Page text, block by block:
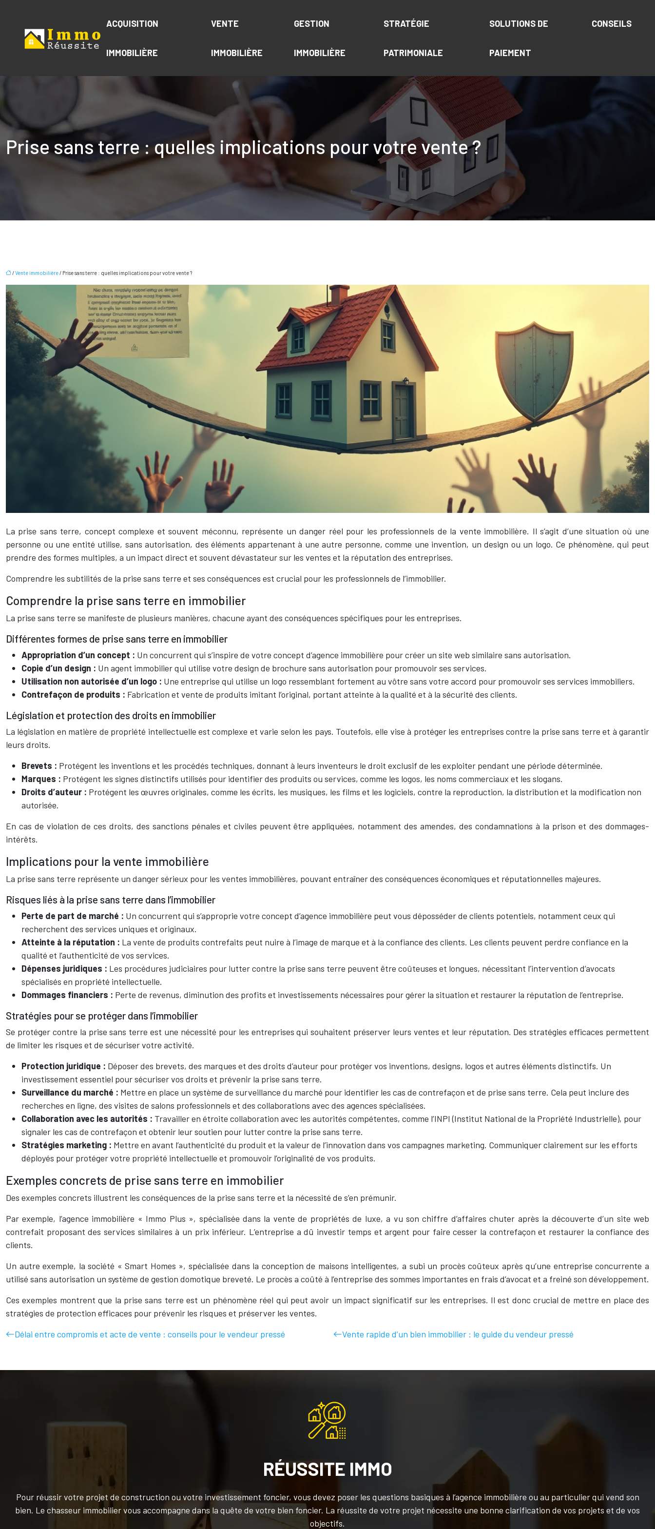
ACQUISITION
IMMOBILIÈRE
VENTE
IMMOBILIÈRE
GESTION
IMMOBILIÈRE
STRATÉGIE
PATRIMONIALE
SOLUTIONS DE
PAIEMENT
CONSEILS
Prise sans terre : quelles implications pour votre vente ?
/Vente immobilière/ Prise sans terre : quelles implications pour votre vente ?
La prise sans terre, concept complexe et souvent méconnu, représente un danger réel pour les professionnels de la vente immobilière. Il s’agit d’une situation où une
personne ou une entité utilise, sans autorisation, des éléments appartenant à une autre personne, comme une invention, un design ou un logo. Ce phénomène, qui peut
prendre des formes multiples, a un impact direct et souvent dévastateur sur les ventes et la réputation des entreprises.
Comprendre les subtilités de la prise sans terre et ses conséquences est crucial pour les professionnels de l’immobilier.
Comprendre la prise sans terre en immobilier
La prise sans terre se manifeste de plusieurs manières, chacune ayant des conséquences spécifiques pour les entreprises.
Différentes formes de prise sans terre en immobilier
Appropriation d’un concept : Un concurrent qui s’inspire de votre concept d’agence immobilière pour créer un site web similaire sans autorisation.
Copie d’un design : Un agent immobilier qui utilise votre design de brochure sans autorisation pour promouvoir ses services.
Utilisation non autorisée d’un logo : Une entreprise qui utilise un logo ressemblant fortement au vôtre sans votre accord pour promouvoir ses services immobiliers.
Contrefaçon de produits : Fabrication et vente de produits imitant l’original, portant atteinte à la qualité et à la sécurité des clients.
Législation et protection des droits en immobilier
La législation en matière de propriété intellectuelle est complexe et varie selon les pays. Toutefois, elle vise à protéger les entreprises contre la prise sans terre et à garantir
leurs droits.
Brevets : Protégent les inventions et les procédés techniques, donnant à leurs inventeurs le droit exclusif de les exploiter pendant une période déterminée.
Marques : Protégent les signes distinctifs utilisés pour identifier des produits ou services, comme les logos, les noms commerciaux et les slogans.
Droits d’auteur : Protégent les œuvres originales, comme les écrits, les musiques, les films et les logiciels, contre la reproduction, la distribution et la modification non
autorisée.
En cas de violation de ces droits, des sanctions pénales et civiles peuvent être appliquées, notamment des amendes, des condamnations à la prison et des dommages-
intérêts.
Implications pour la vente immobilière
La prise sans terre représente un danger sérieux pour les ventes immobilières, pouvant entraîner des conséquences économiques et réputationnelles majeures.
Risques liés à la prise sans terre dans l’immobilier
Perte de part de marché : Un concurrent qui s’approprie votre concept d’agence immobilière peut vous déposséder de clients potentiels, notamment ceux qui
recherchent des services uniques et originaux.
Atteinte à la réputation : La vente de produits contrefaits peut nuire à l’image de marque et à la confiance des clients. Les clients peuvent perdre confiance en la
qualité et l’authenticité de vos services.
Dépenses juridiques : Les procédures judiciaires pour lutter contre la prise sans terre peuvent être coûteuses et longues, nécessitant l’intervention d’avocats
spécialisés en propriété intellectuelle.
Dommages financiers : Perte de revenus, diminution des profits et investissements nécessaires pour gérer la situation et restaurer la réputation de l’entreprise.
Stratégies pour se protéger dans l’immobilier
Se protéger contre la prise sans terre est une nécessité pour les entreprises qui souhaitent préserver leurs ventes et leur réputation. Des stratégies efficaces permettent
de limiter les risques et de sécuriser votre activité.
Protection juridique : Déposer des brevets, des marques et des droits d’auteur pour protéger vos inventions, designs, logos et autres éléments distinctifs. Un
investissement essentiel pour sécuriser vos droits et prévenir la prise sans terre.
Surveillance du marché : Mettre en place un système de surveillance du marché pour identifier les cas de contrefaçon et de prise sans terre. Cela peut inclure des
recherches en ligne, des visites de salons professionnels et des collaborations avec des agences spécialisées.
Collaboration avec les autorités : Travailler en étroite collaboration avec les autorités compétentes, comme l’INPI (Institut National de la Propriété Industrielle), pour
signaler les cas de contrefaçon et obtenir leur soutien pour lutter contre la prise sans terre.
Stratégies marketing : Mettre en avant l’authenticité du produit et la valeur de l’innovation dans vos campagnes marketing. Communiquer clairement sur les efforts
déployés pour protéger votre propriété intellectuelle et promouvoir l’originalité de vos produits.
Exemples concrets de prise sans terre en immobilier
Des exemples concrets illustrent les conséquences de la prise sans terre et la nécessité de s’en prémunir.
Par exemple, l’agence immobilière « Immo Plus », spécialisée dans la vente de propriétés de luxe, a vu son chiffre d’affaires chuter après la découverte d’un site web
contrefait proposant des services similaires à un prix inférieur. L’entreprise a dû investir temps et argent pour faire cesser la contrefaçon et restaurer la confiance des
clients.
Un autre exemple, la société « Smart Homes », spécialisée dans la conception de maisons intelligentes, a subi un procès coûteux après qu’une entreprise concurrente a
utilisé sans autorisation un système de gestion domotique breveté. Le procès a coûté à l’entreprise des sommes importantes en frais d’avocat et a freiné son développement.
Ces exemples montrent que la prise sans terre est un phénomène réel qui peut avoir un impact significatif sur les entreprises. Il est donc crucial de mettre en place des
stratégies de protection efficaces pour prévenir les risques et préserver les ventes.
Délai entre compromis et acte de vente : conseils pour le vendeur pressé
Vente rapide d’un bien immobilier : le guide du vendeur pressé
RÉUSSITE IMMO
Pour réussir votre projet de construction ou votre investissement foncier, vous devez poser les questions basiques à l’agence immobilière ou au particulier qui vend son
bien. Le chasseur immobilier vous accompagne dans la quête de votre bien foncier. La réussite de votre projet nécessite une bonne clarification de vos projets et de vos
objectifs.